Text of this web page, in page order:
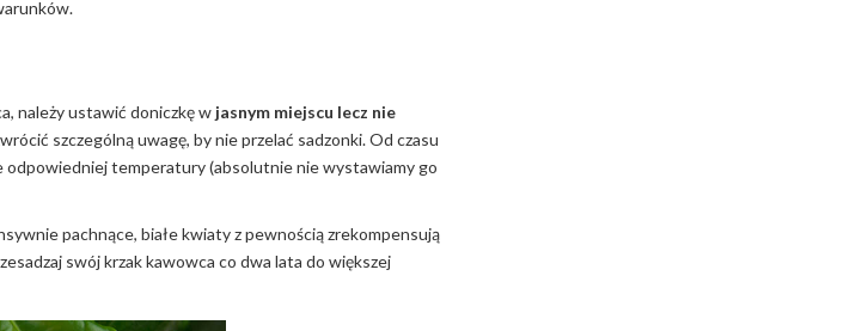
należy ustawić doniczkę w jasnym miejscu lecz nie
szczególną uwagę, by nie przelać sadzonki. Od czasu
temperatury (absolutnie nie wystawiamy go
pachnące, białe kwiaty z pewnością zrekompensują
swój krzak kawowca co dwa lata do większej